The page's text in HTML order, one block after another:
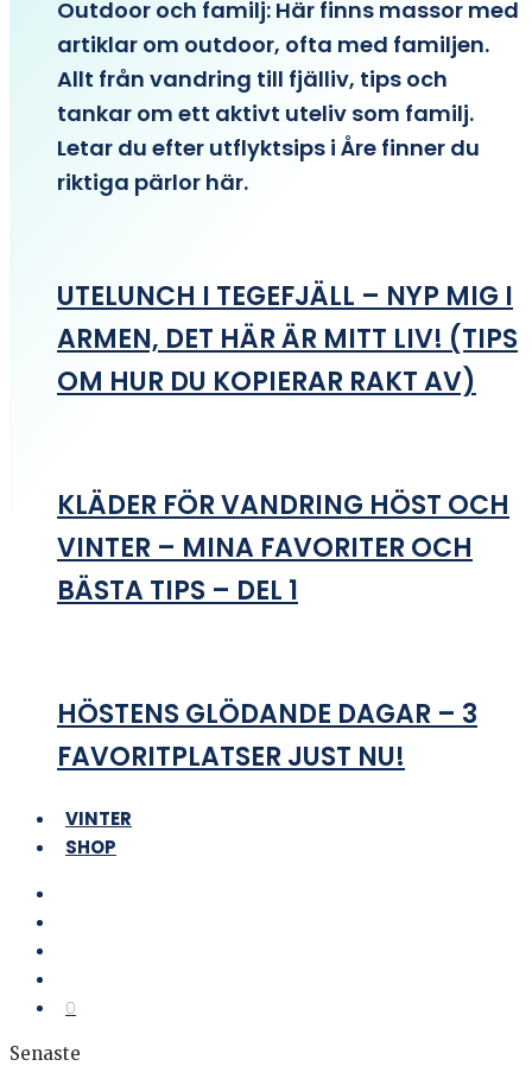
Outdoor och familj: Här finns massor med
artiklar om outdoor, ofta med familjen.
Allt från vandring till fjälliv, tips och
tankar om ett aktivt uteliv som familj.
Letar du efter utflyktsips i Åre finner du
riktiga pärlor här.
UTELUNCH I TEGEFJÄLL – NYP MIG I
ARMEN, DET HÄR ÄR MITT LIV! (TIPS
OM HUR DU KOPIERAR RAKT AV)
KLÄDER FÖR VANDRING HÖST OCH
VINTER – MINA FAVORITER OCH
BÄSTA TIPS – DEL 1
HÖSTENS GLÖDANDE DAGAR – 3
FAVORITPLATSER JUST NU!
VINTER
SHOP
0
Senaste